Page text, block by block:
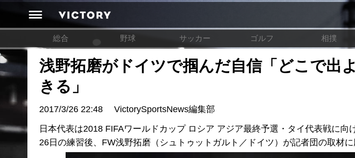
総合 野球 サッカー ゴルフ 相撲
浅野拓磨がドイツで掴んだ自信「どこで出
きる」
2017/3/26 22:48
VictorySportsNews編集部
日本代表は2018 FIFAワールドカップ ロシア アジア最終予選・タイ代表戦に向
26日の練習後、FW浅野拓磨（シュトゥットガルト／ドイツ）が記者団の取材に